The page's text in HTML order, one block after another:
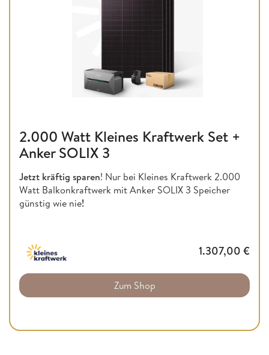
2.000 Watt Kleines Kraftwerk Set +
Anker SOLIX 3
Jetzt kräftig sparen! Nur bei Kleines Kraftwerk 2.000
Watt Balkonkraftwerk mit Anker SOLIX 3 Speicher
günstig wie nie!
1.307,00 €
Zum Shop